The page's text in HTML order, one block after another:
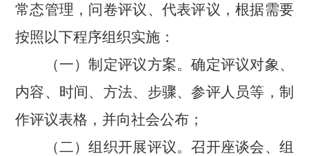
常态管理，问卷评议、代表评议，根据需要
按照以下程序组织实施：
（一）制定评议方案。确定评议对象、
内容、时间、方法、步骤、参评人员等，制
作评议表格，并向社会公布；
（二）组织开展评议。召开座谈会、组